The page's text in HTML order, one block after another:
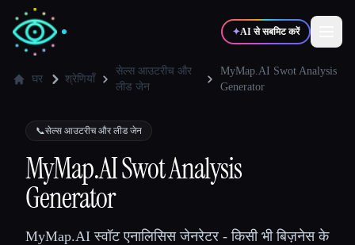
✦AI से सबमिट करें
💻डेवलपर्स 📈मार्केटर्स
🎬 क्रिएटर्स
घर श्रेणियाँ
सेल्स आउटरीच और
लीड जेन
MyMap.AI Swot Analysis
Generator
📞सेल्स आउटरीच और लीड जेन
MyMap.AI Swot Analysis
Generator
MyMap.AI स्वॉट एनालिसिस जेनरेटर - किसी भी बिज़नेस के